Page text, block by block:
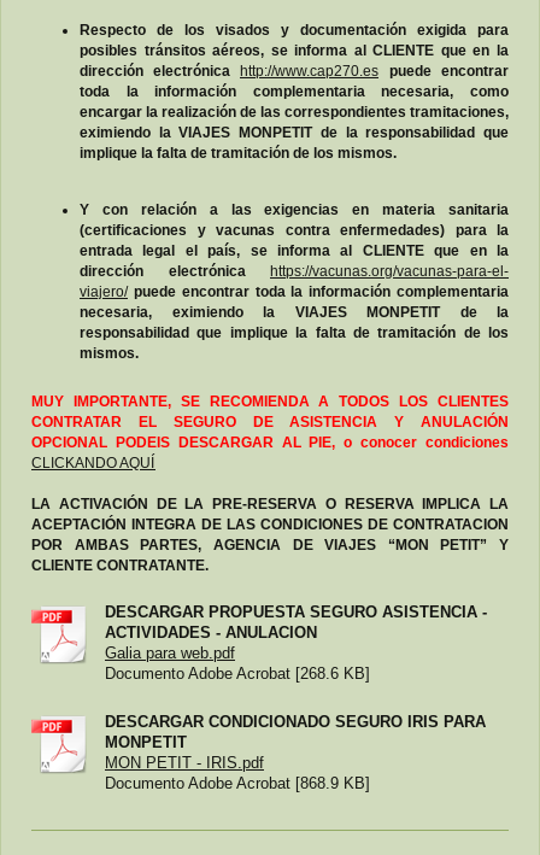
Respecto de los visados y documentación exigida para
posibles tránsitos aéreos, se informa al CLIENTE que en la
dirección electrónica
http://www.cap270.es puede encontrar
toda la información complementaria necesaria, como
encargar la realización de las correspondientes tramitaciones,
eximiendo la VIAJES MONPETIT de la responsabilidad que
implique la falta de tramitación de los mismos.
Y con relación a las exigencias en materia sanitaria
(certificaciones y vacunas contra enfermedades) para la
entrada legal el país, se informa al CLIENTE que en la
dirección electrónica https://vacunas.org/vacunas-para-el-
viajero/puede encontrar toda la información complementaria
necesaria, eximiendo la VIAJES MONPETIT de la
responsabilidad que implique la falta de tramitación de los
mismos.
MUY IMPORTANTE, SE RECOMIENDA A TODOS LOS CLIENTES
CONTRATAR EL SEGURO DE ASISTENCIA Y ANULACIÓN
OPCIONAL PODEIS DESCARGAR AL PIE, o conocer condiciones
CLICKANDO AQUÍ
LA ACTIVACIÓN DE LA PRE-RESERVA O RESERVA IMPLICA LA
ACEPTACIÓN INTEGRA DE LAS CONDICIONES DE CONTRATACION
POR AMBAS PARTES, AGENCIA DE VIAJES “MON PETIT” Y
CLIENTE CONTRATANTE.
DESCARGAR PROPUESTA SEGURO ASISTENCIA -
ACTIVIDADES - ANULACION
Galia para web.pdf
Documento Adobe Acrobat [268.6 KB]
DESCARGAR CONDICIONADO SEGURO IRIS PARA
MONPETIT
MON PETIT - IRIS.pdf
Documento Adobe Acrobat [868.9 KB]